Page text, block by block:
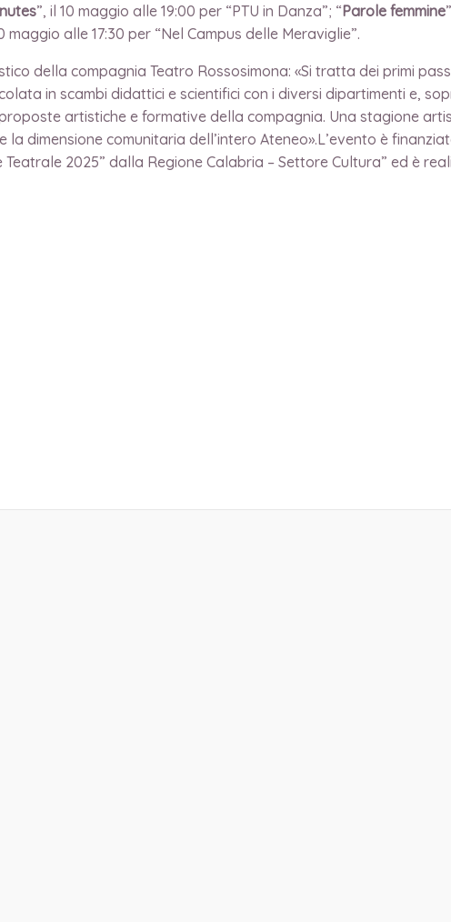
”, il 10 maggio alle 19:00 per “PTU in Danza”; “Parole femmine
maggio alle 17:30 per “Nel Campus delle Meraviglie”.
della compagnia Teatro Rossosimona: «Si tratta dei primi
in scambi didattici e scientifici con i diversi dipartimenti e,
artistiche e formative della compagnia. Una stagione
dimensione comunitaria dell’intero Ateneo».L’evento è
2025” dalla Regione Calabria – Settore Cultura” ed è